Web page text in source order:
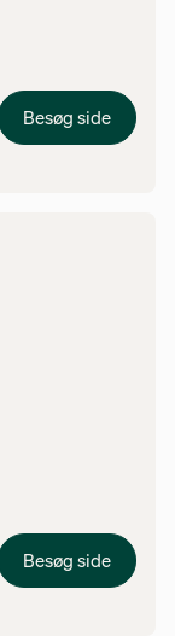
Besøg side
Besøg side